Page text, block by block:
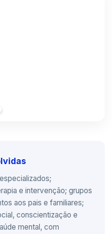
e intervenção; grupos
aos pais e familiares;
conscientização e
mental, com